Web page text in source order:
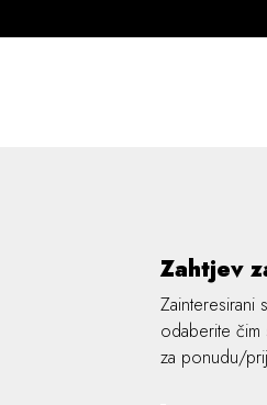
Zahtjev
Zainteresirani
odaberite čim
za ponudu/